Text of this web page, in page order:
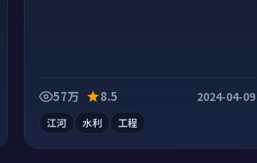
57万 8.5 2024-04-09
江河 水利 工程